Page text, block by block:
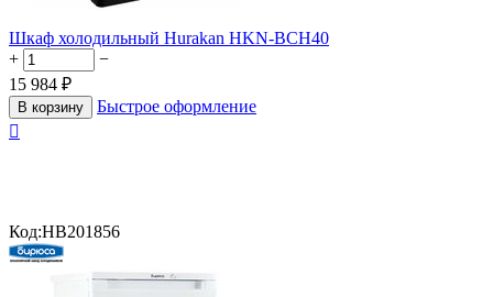
Шкаф холодильный Hurakan HKN-BCH40
+
−
15 984 ₽
В корзину
Быстрое оформление

Код:HB201856